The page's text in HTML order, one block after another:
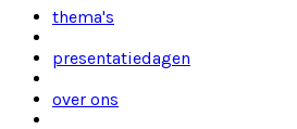
thema's
presentatiedagen
over ons